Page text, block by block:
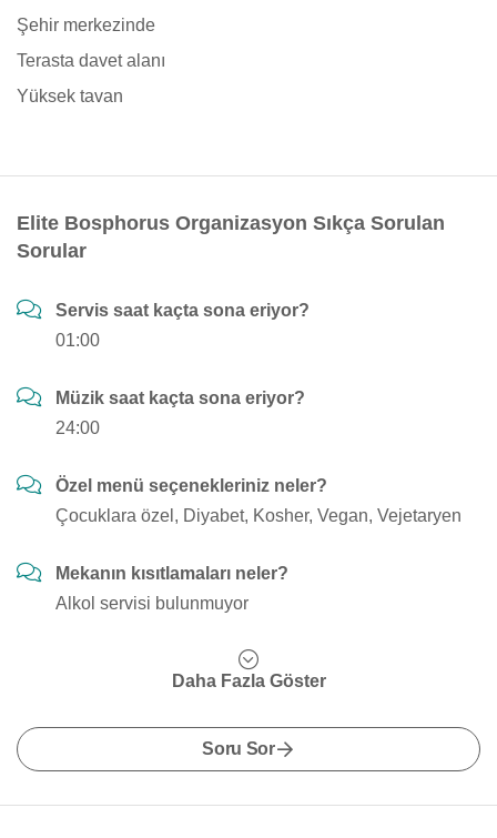
Şehir merkezinde
Terasta davet alanı
Yüksek tavan
Elite Bosphorus Organizasyon Sıkça Sorulan
Sorular
Servis saat kaçta sona eriyor?
01:00
Müzik saat kaçta sona eriyor?
24:00
Özel menü seçenekleriniz neler?
Çocuklara özel, Diyabet, Kosher, Vegan, Vejetaryen
Mekanın kısıtlamaları neler?
Alkol servisi bulunmuyor
Daha Fazla Göster
Soru Sor